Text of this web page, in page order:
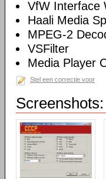
VfW Interface
Haali Media
MPEG-2
VSFilter
Media Player
Stel een correctie voor
Screenshots: